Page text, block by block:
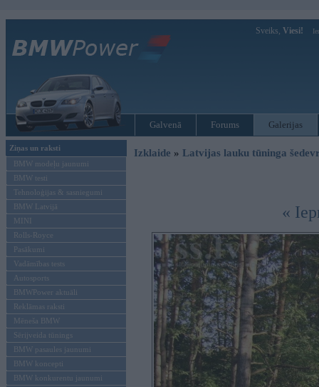
Sveiks, Viesi!
Galvenā Forums Galerijas
Ziņas un raksti
BMW modeļu jaunumi
BMW testi
Tehnoloģijas & sasniegumi
BMW Latvijā
MINI
Rolls-Royce
Pasākumi
Vadāmības tests
Autosports
BMWPower aktuāli
Reklāmas raksti
Mēneša BMW
Sērijveida tūnings
BMW pasaules jaunumi
BMW koncepti
BMW konkurentu jaunumi
Izklaide » Latvijas lauku tūninga
«